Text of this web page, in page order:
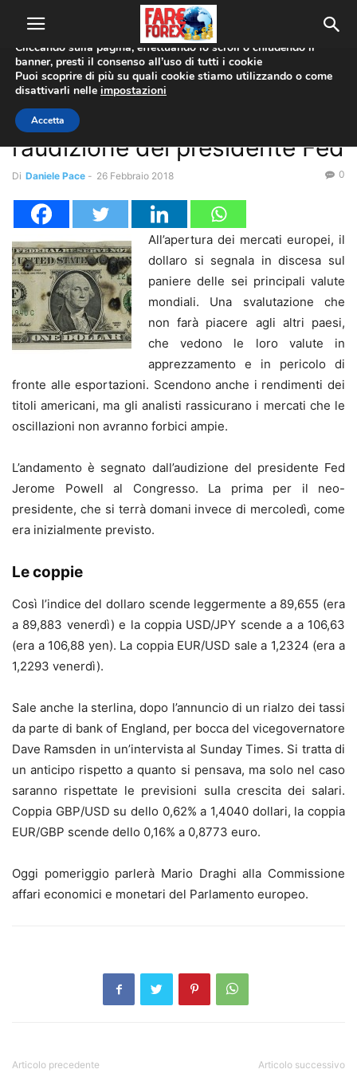
Home Forex News
Forex News
Dollaro torna giù. Pesa
l’audizione del presidente Fed
Di Daniele Pace - 26 Febbraio 2018 0
All’apertura dei mercati europei, il
dollaro si segnala in discesa sul
paniere delle sei principali valute
mondiali. Una svalutazione che
non farà piacere agli altri paesi,
che vedono le loro valute in
apprezzamento e in pericolo di
fronte alle esportazioni. Scendono anche i rendimenti dei
titoli americani, ma gli analisti rassicurano i mercati che le
oscillazioni non avranno forbici ampie.
L’andamento è segnato dall’audizione del presidente Fed
Jerome Powell al Congresso. La prima per il neo-
presidente, che si terrà domani invece di mercoledì, come
era inizialmente previsto.
Le coppie
Così l’indice del dollaro scende leggermente a 89,655 (era
a 89,883 venerdì) e la coppia USD/JPY scende a a 106,63
(era a 106,88 yen). La coppia EUR/USD sale a 1,2324 (era a
1,2293 venerdì).
Sale anche la sterlina, dopo l’annuncio di un rialzo dei tassi
da parte di bank of England, per bocca del vicegovernatore
Dave Ramsden in un’intervista al Sunday Times. Si tratta di
un anticipo rispetto a quanto si pensava, ma solo nel caso
saranno rispettate le previsioni sulla crescita dei salari.
Coppia GBP/USD su dello 0,62% a 1,4040 dollari, la coppia
EUR/GBP scende dello 0,16% a 0,8773 euro.
Oggi pomeriggio parlerà Mario Draghi alla Commissione
affari economici e monetari del Parlamento europeo.
Articolo precedente Articolo successivo
Utilizziamo i cookie per offrirti la migliore esperienza sul nostro
sito web.
Cliccando sulla pagina, effettuando lo scroll o chiudendo il
banner, presti il consenso all’uso di tutti i cookie
Puoi scoprire di più su quali cookie stiamo utilizzando o come
disattivarli nelle impostazioni
Accetta